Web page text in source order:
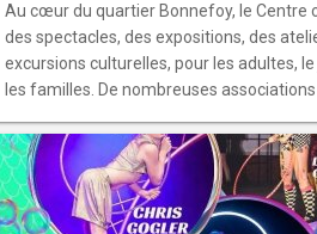
Au cœur du quartier Bonnefoy, le Centre
des spectacles, des expositions, des
excursions culturelles, pour les adultes,
les familles. De nombreuses